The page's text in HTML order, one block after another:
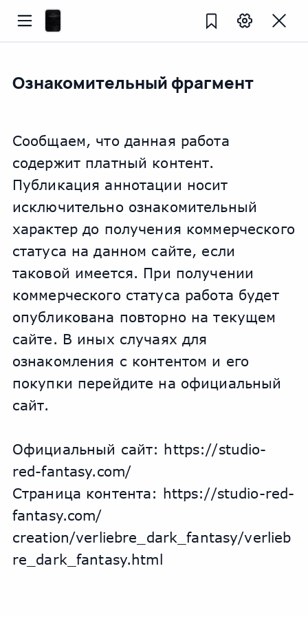
Ознакомительный фрагмент
Сообщаем, что данная работа
содержит платный контент.
Публикация аннотации носит
исключительно ознакомительный
характер до получения коммерческого
статуса на данном сайте, если
таковой имеется. При получении
коммерческого статуса работа будет
опубликована повторно на текущем
сайте. В иных случаях для
ознакомления с контентом и его
покупки перейдите на официальный
сайт.
Официальный сайт: https://studio-
red-fantasy.com/
Страница контента: https://studio-red-
fantasy.com/
сreation/verliebre_dark_fantasy/verlieb
re_dark_fantasy.html